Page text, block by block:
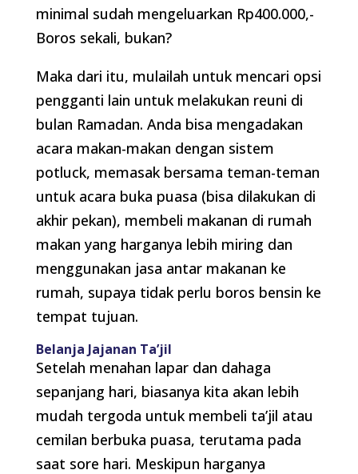
minimal sudah mengeluarkan Rp400.000,-
Boros sekali, bukan?
Maka dari itu, mulailah untuk mencari opsi
pengganti lain untuk melakukan reuni di
bulan Ramadan. Anda bisa mengadakan
acara makan-makan dengan sistem
potluck, memasak bersama teman-teman
untuk acara buka puasa (bisa dilakukan di
akhir pekan), membeli makanan di rumah
makan yang harganya lebih miring dan
menggunakan jasa antar makanan ke
rumah, supaya tidak perlu boros bensin ke
tempat tujuan.
Belanja Jajanan Ta’jil
Setelah menahan lapar dan dahaga
sepanjang hari, biasanya kita akan lebih
mudah tergoda untuk membeli ta’jil atau
cemilan berbuka puasa, terutama pada
saat sore hari. Meskipun harganya